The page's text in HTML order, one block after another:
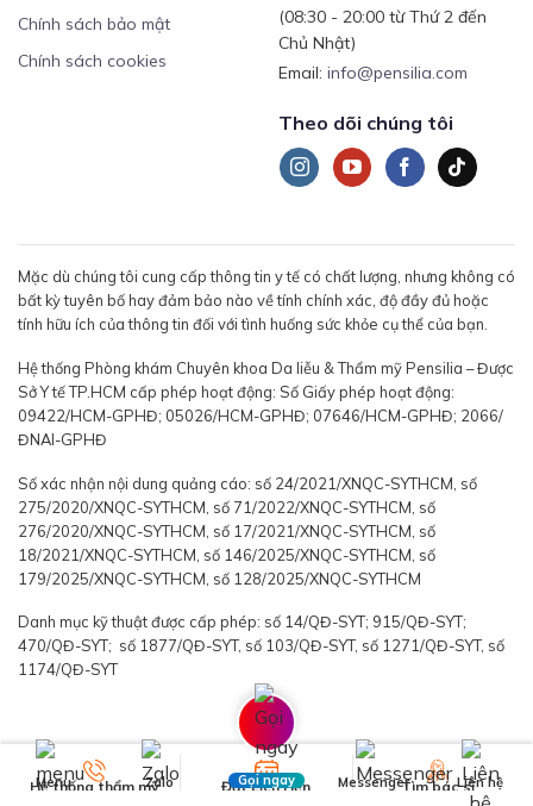
Chính sách bảo mật
Chính sách cookies
(08:30 - 20:00 từ Thứ 2 đến
Chủ Nhật)
Email: info@pensilia.com
Theo dõi chúng tôi
Mặc dù chúng tôi cung cấp thông tin y tế có chất lượng, nhưng không có
bất kỳ tuyên bố hay đảm bảo nào về tính chính xác, độ đầy đủ hoặc
tính hữu ích của thông tin đối với tình huống sức khỏe cụ thể của bạn.
Hệ thống Phòng khám Chuyên khoa Da liễu & Thẩm mỹ Pensilia – Được
Sở Y tế TP.HCM cấp phép hoạt động: Số Giấy phép hoạt động:
09422/HCM-GPHĐ; 05026/HCM-GPHĐ; 07646/HCM-GPHĐ; 2066/
ĐNAI-GPHĐ
Số xác nhận nội dung quảng cáo: số 24/2021/XNQC-SYTHCM, số
275/2020/XNQC-SYTHCM, số 71/2022/XNQC-SYTHCM, số
276/2020/XNQC-SYTHCM, số 17/2021/XNQC-SYTHCM, số
18/2021/XNQC-SYTHCM, số 146/2025/XNQC-SYTHCM, số
179/2025/XNQC-SYTHCM, số 128/2025/XNQC-SYTHCM
Danh mục kỹ thuật được cấp phép: số 14/QĐ-SYT; 915/QĐ-SYT;
470/QĐ-SYT; số 1877/QĐ-SYT, số 103/QĐ-SYT, số 1271/QĐ-SYT, số
1174/QĐ-SYT
Hệ thống thẩm mỹ Đặt Lịch Hẹn Tìm bác sĩ
Menu Zalo Gọi ngay Messenger Liên hệ